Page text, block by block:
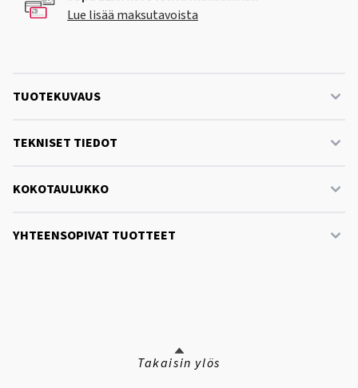
Lue lisää maksutavoista
TUOTEKUVAUS
TEKNISET TIEDOT
KOKOTAULUKKO
YHTEENSOPIVAT TUOTTEET
Takaisin ylös